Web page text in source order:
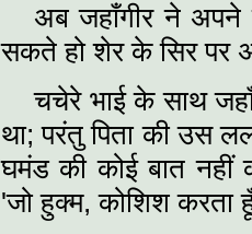
अब जहाँगीर ने अपने
सकते हो शेर के सिर पर
चचेरे भाई के साथ
था; परंतु पिता की उस
घमंड की कोई बात नहीं
'जो हुक्म, कोशिश करता